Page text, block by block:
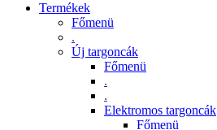
Termékek
Főmenü
.
Új targoncák
Főmenü
.
.
Elektromos targoncák
Főmenü